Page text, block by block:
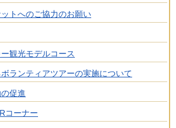
トへのご協力のお願い
観光モデルコース
ランティアツアーの実施について
促進
コーナー